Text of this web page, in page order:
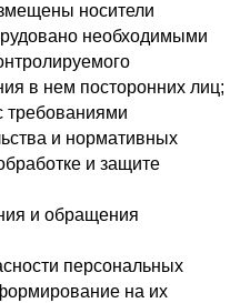
носители
необходимыми
в нем посторонних лиц;
требованиями
и нормативных
и защите
и обращения
персональных
на их